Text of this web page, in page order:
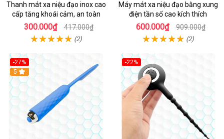
Thanh mát xa niệu đạo inox cao
cấp tăng khoái cảm, an toàn
300.000₫ 417.000₫
(2)
Máy mát xa niệu đạo bằng xung
điện tần số cao kích thích
600.000₫ 909.000₫
(2)
-27%
Hot
5
-22%
Hot